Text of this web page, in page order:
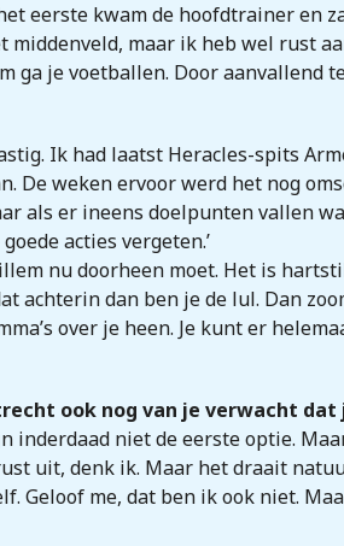
eerste kwam de hoofdtrainer en
middenveld, maar ik heb wel rust
ga je voetballen. Door aanvallend
Ik had laatst Heracles-spits
De weken ervoor werd het nog
als er ineens doelpunten vallen
acties vergeten.’
nu doorheen moet. Het is
achterin dan ben je de lul. Dan
over je heen. Je kunt er
ook nog van je verwacht
inderdaad niet de eerste optie.
rust uit, denk ik. Maar het draait
Geloof me, dat ben ik ook niet.